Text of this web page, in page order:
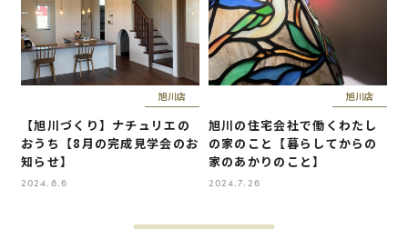
旭川店
【旭川づくり】ナチュリエの
おうち【8月の完成見学会のお
知らせ】
2024.8.6
旭川店
旭川の住宅会社で働くわたし
の家のこと【暮らしてからの
家のあかりのこと】
2024.7.26